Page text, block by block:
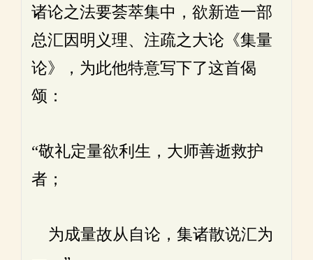
诸论之法要荟萃集中，欲新造一部
总汇因明义理、注疏之大论《集量
论》，为此他特意写下了这首偈
颂：
“敬礼定量欲利生，大师善逝救护
者；
为成量故从自论，集诸散说汇为